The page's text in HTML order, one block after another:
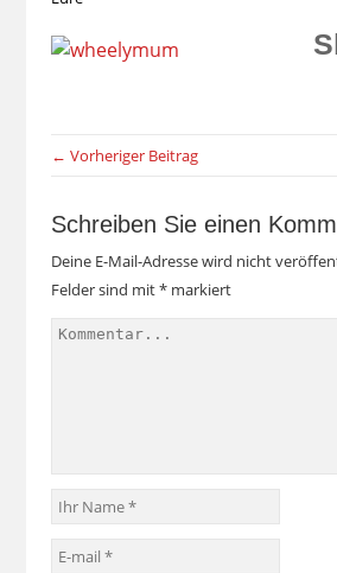
← Vorheriger Beitrag
Schreiben Sie einen
Deine E-Mail-Adresse wird nicht
Felder sind mit*markiert